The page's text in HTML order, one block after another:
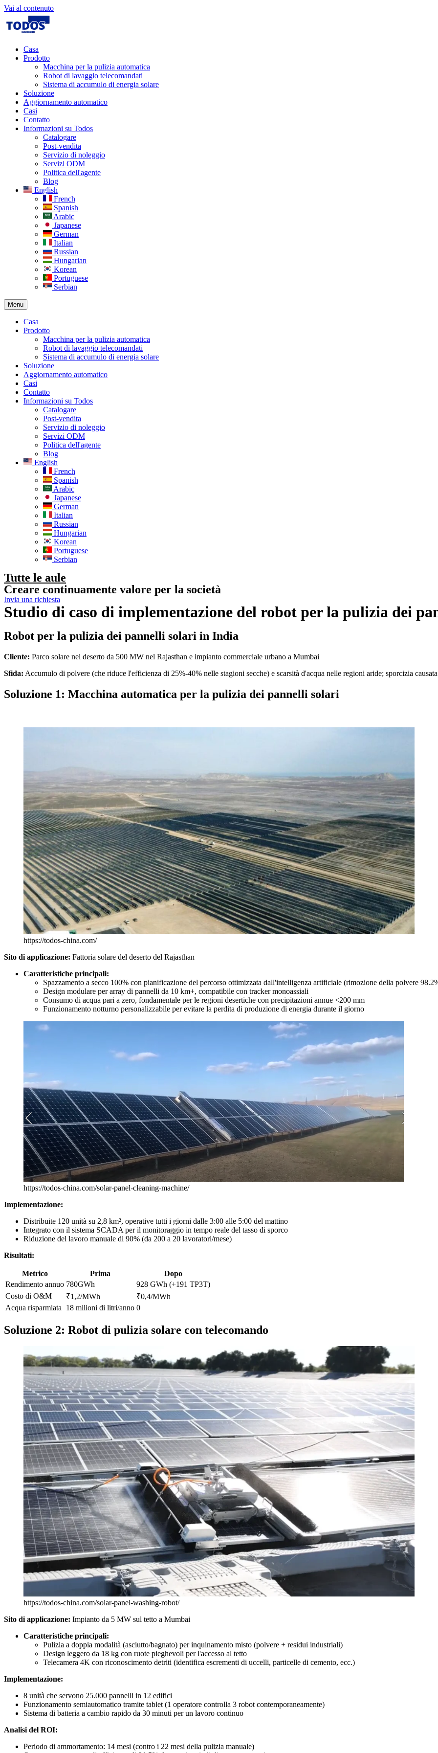
Vai al contenuto
Casa
Prodotto
Macchina per la pulizia automatica
Robot di lavaggio telecomandati
Sistema di accumulo di energia solare
Soluzione
Aggiornamento automatico
Casi
Contatto
Informazioni su Todos
Catalogare
Post-vendita
Servizio di noleggio
Servizi ODM
Politica dell'agente
Blog
English
French
Spanish
Arabic
Japanese
German
Italian
Russian
Hungarian
Korean
Portuguese
Serbian
Menu
Casa
Prodotto
Macchina per la pulizia automatica
Robot di lavaggio telecomandati
Sistema di accumulo di energia solare
Soluzione
Aggiornamento automatico
Casi
Contatto
Informazioni su Todos
Catalogare
Post-vendita
Servizio di noleggio
Servizi ODM
Politica dell'agente
Blog
English
French
Spanish
Arabic
Japanese
German
Italian
Russian
Hungarian
Korean
Portuguese
Serbian
Tutte le aule
Creare continuamente valore per la società
Invia una richiesta
Studio di caso di implementazione del robot per la pulizia dei
Robot per la pulizia dei pannelli solari in India
Cliente: Parco solare nel deserto da 500 MW nel Rajasthan e impianto commerciale urbano a Mumbai
Sfida: Accumulo di polvere (che riduce l'efficienza di 25%-40% nelle stagioni secche) e scarsità d'acqua nelle regioni aride; sporcizia
Soluzione 1: Macchina automatica per la pulizia dei pannelli solari
https://todos-china.com/
Sito di applicazione: Fattoria solare del deserto del Rajasthan
Caratteristiche principali:
Spazzamento a secco 100% con pianificazione del percorso ottimizzata dall'intelligenza artificiale (rimozione della polvere
Design modulare per array di pannelli da 10 km+, compatibile con tracker monoassiali
Consumo di acqua pari a zero, fondamentale per le regioni desertiche con precipitazioni annue <200 mm
Funzionamento notturno personalizzabile per evitare la perdita di produzione di energia durante il giorno
https://todos-china.com/solar-panel-cleaning-machine/
Implementazione:
Distribuite 120 unità su 2,8 km², operative tutti i giorni dalle 3:00 alle 5:00 del mattino
Integrato con il sistema SCADA per il monitoraggio in tempo reale del tasso di sporco
Riduzione del lavoro manuale di 90% (da 200 a 20 lavoratori/mese)
Risultati:
Metrico Prima
Dopo
Rendimento annuo 780GWh
928 GWh (+191 TP3T)
Costo di O&M
₹1,2/MWh
₹0,4/MWh
Acqua risparmiata
18 milioni di litri/anno 0
Soluzione 2: Robot di pulizia solare con telecomando
https://todos-china.com/solar-panel-washing-robot/
Sito di applicazione: Impianto da 5 MW sul tetto a Mumbai
Caratteristiche principali:
Pulizia a doppia modalità (asciutto/bagnato) per inquinamento misto (polvere + residui industriali)
Design leggero da 18 kg con ruote pieghevoli per l'accesso al tetto
Telecamera 4K con riconoscimento detriti (identifica escrementi di uccelli, particelle di cemento, ecc.)
Implementazione:
8 unità che servono 25.000 pannelli in 12 edifici
Funzionamento semiautomatico tramite tablet (1 operatore controlla 3 robot contemporaneamente)
Sistema di batteria a cambio rapido da 30 minuti per un lavoro continuo
Analisi del ROI:
Periodo di ammortamento: 14 mesi (contro i 22 mesi della pulizia manuale)